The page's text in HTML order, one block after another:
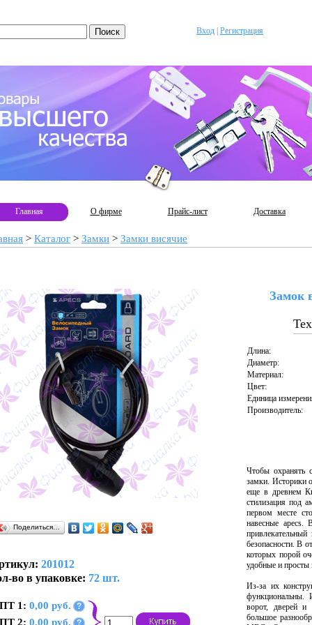
Вход Регистрация
Главная О фирме Прайс-лист Доставка
> Каталог > Замки > Замки висячие
Поделиться…
201012
во в упаковке: 72 шт.
1: 0,00 руб. ?
2: 0,00 руб. ?
Замок
Длина:
Диаметр:
Материал:
Цвет:
Единица
Производитель:
Чтобы охранять
замки. Историки
еще в древнем
стилизация под
первом месте
навесные apecs.
безопасности. В
которых порой
удобные и
Из-за их
функциональны.
ворот, дверей и
большое